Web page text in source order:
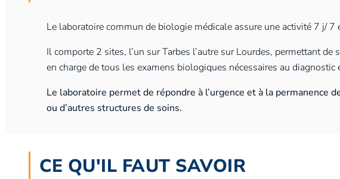
Le laboratoire commun de biologie médicale assure une activité 7 j/ 7
Il comporte 2 sites, l’un sur Tarbes l’autre sur Lourdes, permettant
en charge de tous les examens biologiques nécessaires au
Le laboratoire permet de répondre à l’urgence et à la permanence
ou d’autres structures de soins.
CE QU'IL FAUT SAVOIR